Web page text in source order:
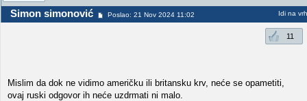
Simon simonović Poslao: 21 Nov 2024 11:02 Idi na vrh
11
Mislim da dok ne vidimo američku ili britansku krv, neće se opametiti,
ovaj ruski odgovor ih neće uzdrmati ni malo.